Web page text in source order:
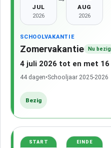
JUL
2026
AUG
2026
SCHOOLVAKANTIE
Zomervakantie Nu bezig
4 juli 2026 tot en met
44 dagen•Schooljaar 2025-2026
Bezig
START EINDE